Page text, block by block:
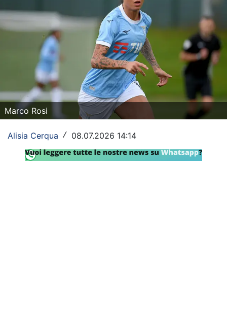
Serie A
Champions League
Europa League
Altri Sport
Formula 1
Tennis
Vela
Marco Rosi
Alisia Cerqua / 08.07.2026 14:14